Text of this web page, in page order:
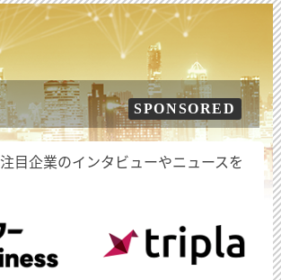
SPONSORED
目企業のインタビューやニュースを